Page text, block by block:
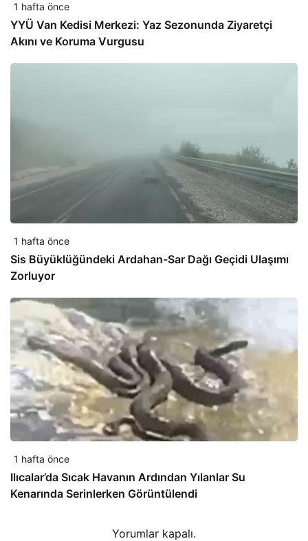
1 hafta önce
YYÜ Van Kedisi Merkezi: Yaz Sezonunda Ziyaretçi
Akını ve Koruma Vurgusu
1 hafta önce
Sis Büyüklüğündeki Ardahan-Sar Dağı Geçidi Ulaşımı
Zorluyor
1 hafta önce
Ilıcalar’da Sıcak Havanın Ardından Yılanlar Su
Kenarında Serinlerken Görüntülendi
Yorumlar kapalı.